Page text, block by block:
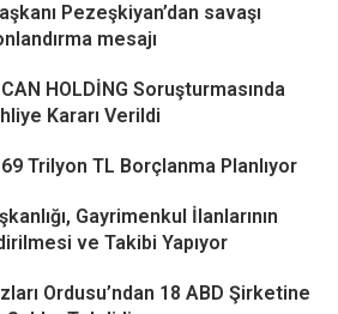
Pezeşkiyan’dan savaşı
mesajı
HOLDİNG Soruşturmasında
Kararı Verildi
Trilyon TL Borçlanma Planlıyor
Gayrimenkul İlanlarının
ve Takibi Yapıyor
Ordusu’ndan 18 ABD Şirketine